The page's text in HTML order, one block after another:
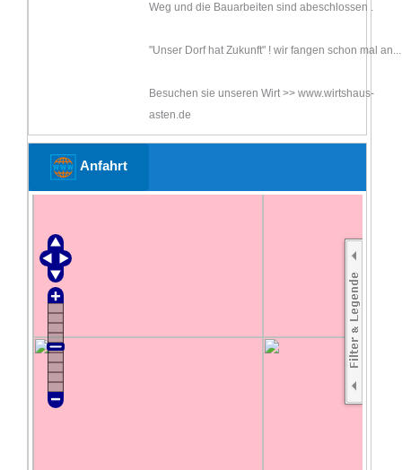
Weg und die Bauarbeiten sind abeschlossen .
"Unser Dorf hat Zukunft" ! wir fangen schon mal
Besuchen sie unseren Wirt >> www.wirtshaus-
asten.de
Anfahrt